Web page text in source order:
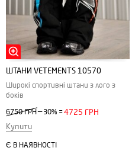
ШТАНИ VETEMENTS 10570
Широкі спортивні штани з лого з
боків
6750 ГРН— 30% =4725 ГРН
Купити
Є В НАЯВНОСТІ